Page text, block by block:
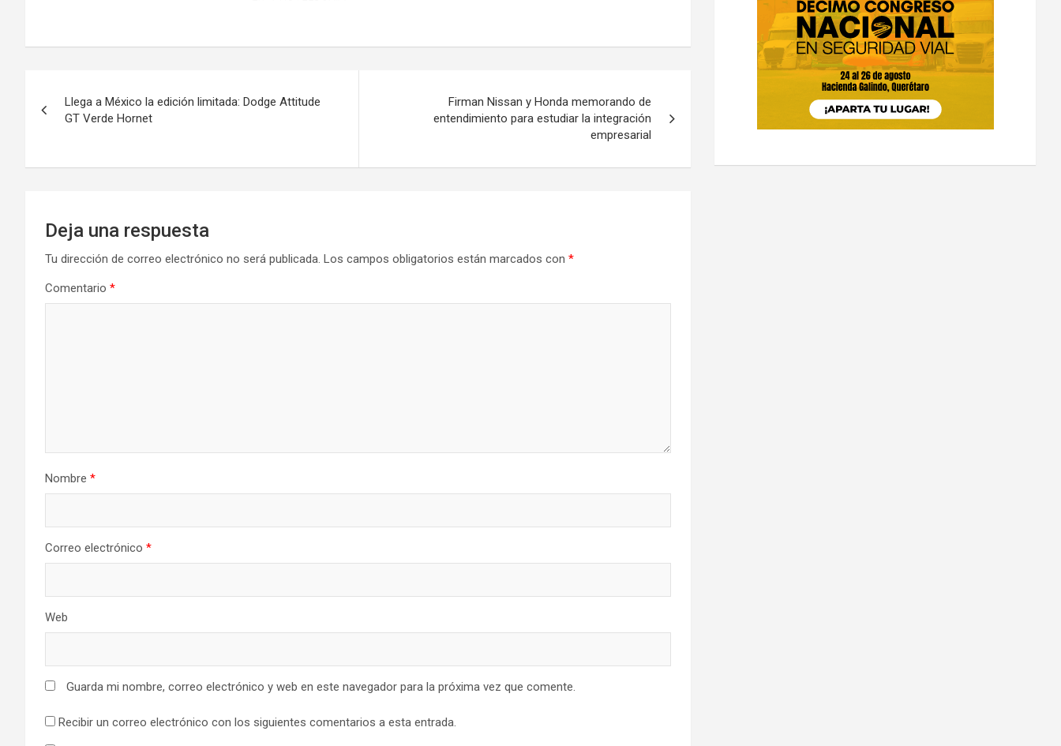
de
Llega a México la edición limitada: Dodge Attitude
GT Verde Hornet
Firman Nissan y Honda memorando de
entendimiento para estudiar la integración
empresarial
Deja una respuesta
Tu dirección de correo electrónico no será publicada. Los campos obligatorios están marcados con *
Comentario *
Nombre *
Correo electrónico *
Web
Guarda mi nombre, correo electrónico y web en este navegador para la próxima vez que comente.
Recibir un correo electrónico con los siguientes comentarios a esta entrada.